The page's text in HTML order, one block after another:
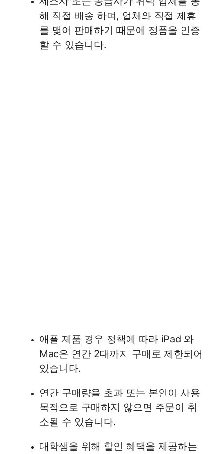
해 직접 배송 하며, 업체와 직접 제휴
를 맺어 판매하기 때문에 정품을 인증
할 수 있습니다.
애플 제품 경우 정책에 따라 iPad 와
Mac은 연간 2대까지 구매로 제한되어
있습니다.
연간 구매량을 초과 또는 본인이 사용
목적으로 구매하지 않으면 주문이 취
소될 수 있습니다.
대학생을 위해 할인 혜택을 제공하는